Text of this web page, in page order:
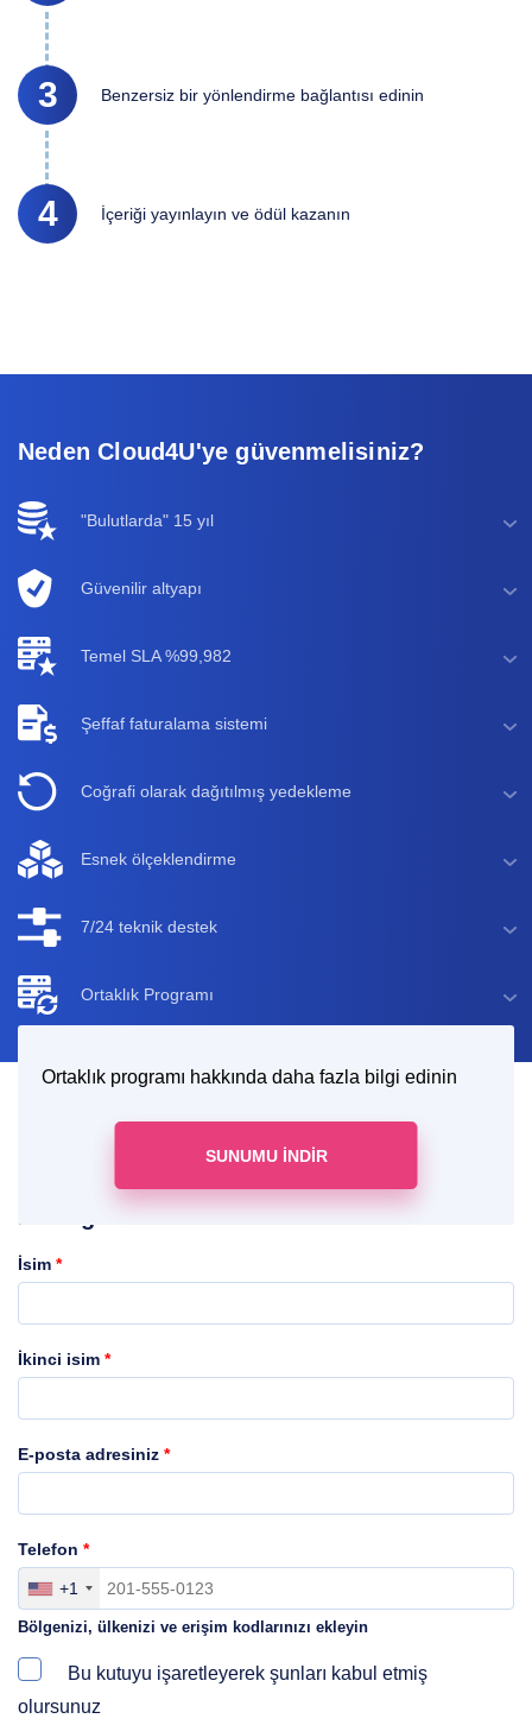
3 Benzersiz bir yönlendirme bağlantısı edinin
4 İçeriği yayınlayın ve ödül kazanın
Neden Cloud4U'ye güvenmelisiniz?
"Bulutlarda" 15 yıl
Güvenilir altyapı
Temel SLA %99,982
Şeffaf faturalama sistemi
Coğrafi olarak dağıtılmış yedekleme
Esnek ölçeklendirme
7/24 teknik destek
Ortaklık Programı
Ortaklık programı hakkında daha fazla bilgi edinin
SUNUMU INDIR
İstek gönder
İsim *
İkinci isim *
E-posta adresiniz *
Bölgenizi, ülkenizi ve erişim kodlarınızı ekleyin
+1
Telefon *
Bu kutuyu işaretleyerek şunları kabul etmiş
olursunuz